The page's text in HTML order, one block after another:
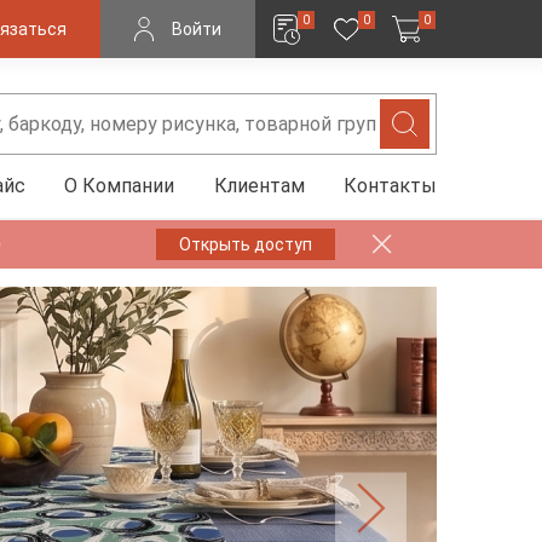
Войти 0 0 0
О Компании Клиентам Контакты
Открыть доступ